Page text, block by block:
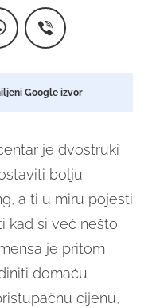
Google izvor
je dvostruki
bolju
a ti u miru pojesti
kad si već nešto
je pritom
domaću
cijenu,